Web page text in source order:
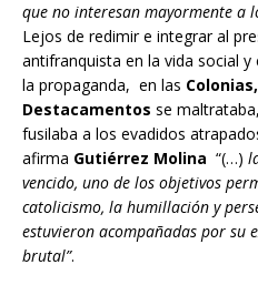
que no interesan mayormente a
Lejos de redimir e integrar al
antifranquista en la vida social
la propaganda, en las
Destacamentos se
fusilaba a los evadidos
afirma Gutiérrez Molina “(…)
vencido, uno de los objetivos
catolicismo, la humillación y
estuvieron acompañadas por su
brutal”.